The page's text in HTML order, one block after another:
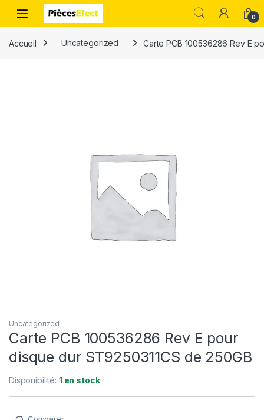
0
Accueil Uncategorized Carte PCB 100536286 Rev E
Uncategorized
Carte PCB 100536286 Rev E pour
disque dur ST9250311CS de 250GB
Disponibilité: 1 en stock